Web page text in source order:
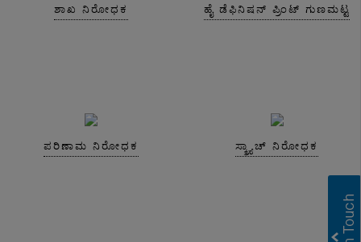
ಶಾಖ ನಿರೋಧಕ ಹೈ ಡೆಫಿನಿಷನ್ ಪ್ರಿಂಟ್ ಗುಣಮಟ್ಟ
ಪರಿಣಾಮ ನಿರೋಧಕ ಸ್ಕ್ರ್ಯಾಚ್ ನಿರೋಧಕ